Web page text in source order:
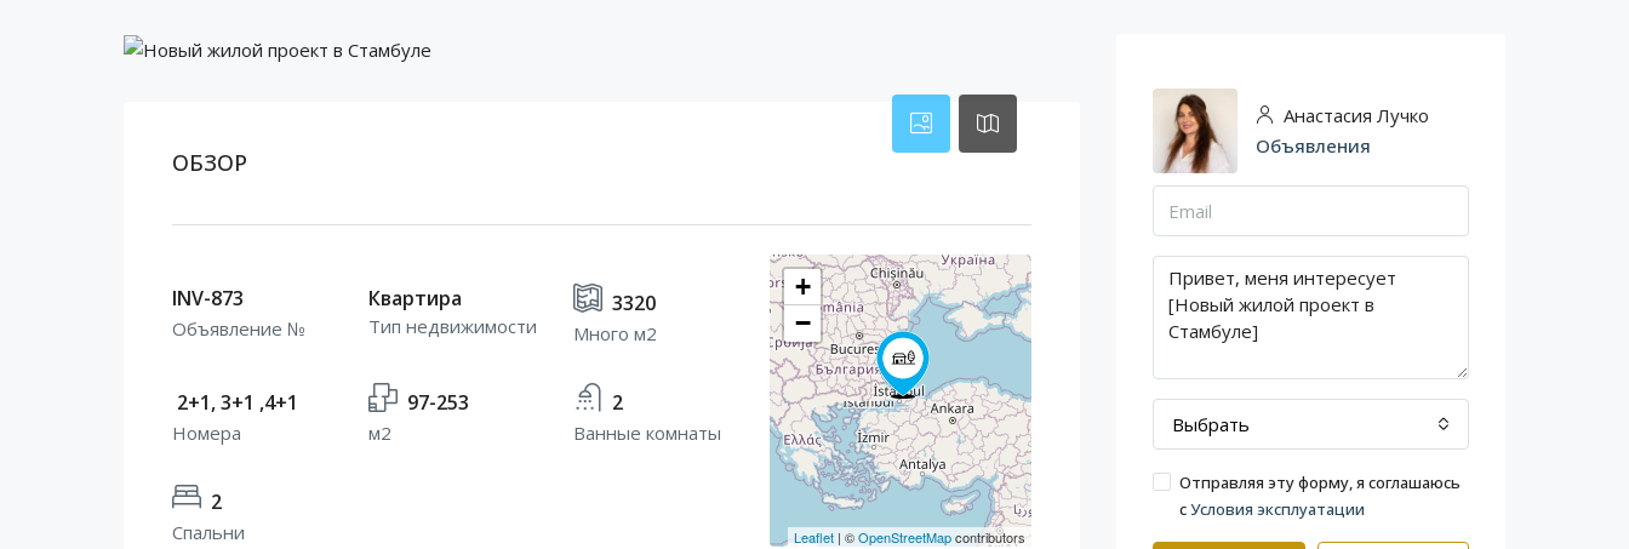
ОБЗОР
INV-873
Объявление №
Квартира
Тип недвижимости
3320
Много м2
2+1, 3+1 ,4+1
Номера
97-253
м2
2
Ванные комнаты
2
Спальни
+
−
Leaflet| ©OpenStreetMapcontributors
Анастасия Лучко
Объявления
Выбрать
Отправляя эту форму, я соглашаюсь
сУсловия эксплуатации